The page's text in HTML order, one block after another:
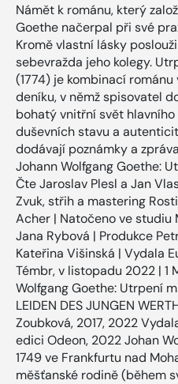
Námět k románu, který
Goethe načerpal při své
Kromě vlastní lásky
sebevražda jeho kolegy.
(1774) je kombinací
deníku, v němž spisovatel
bohatý vnitřní svět
duševních stavu a
dodávají poznámky a
Johann Wolfgang Goethe:
Čte Jaroslav Plesl a Jan
Zvuk, střih a mastering
Acher | Natočeno ve studiu
Jana Rybová | Produkce
Kateřina Višinská | Vydala
Témbr, v listopadu 2022 | 1
Wolfgang Goethe: Utrpení
LEIDEN DES JUNGEN
Zoubková, 2017, 2022
edici Odeon, 2022 Johan
1749 ve Frankfurtu nad
měšťanské rodině (během